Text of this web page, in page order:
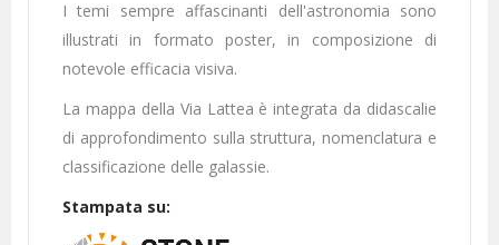
I temi sempre affascinanti dell'astronomia sono
illustrati in formato poster, in composizione di
notevole efficacia visiva.
La mappa della Via Lattea è integrata da didascalie
di approfondimento sulla struttura, nomenclatura e
classificazione delle galassie.
Stampata su: